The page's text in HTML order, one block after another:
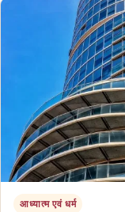
आध्यात्म एवं धर्म